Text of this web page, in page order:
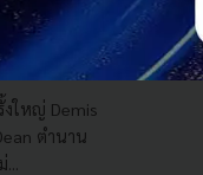
าออกไป
ใหญ่ Demis
ตำนาน